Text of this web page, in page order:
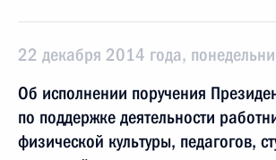
22 декабря 2014 года,
Об исполнении поручения
по поддержке деятельности
физической культуры, педагогов,